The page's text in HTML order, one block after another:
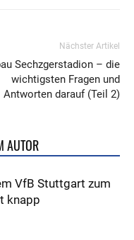
Nächster Artikel
Sechzgerstadion – die
wichtigsten Fragen und
Antworten darauf (Teil 2)
AUTOR
VfB Stuttgart zum
knapp